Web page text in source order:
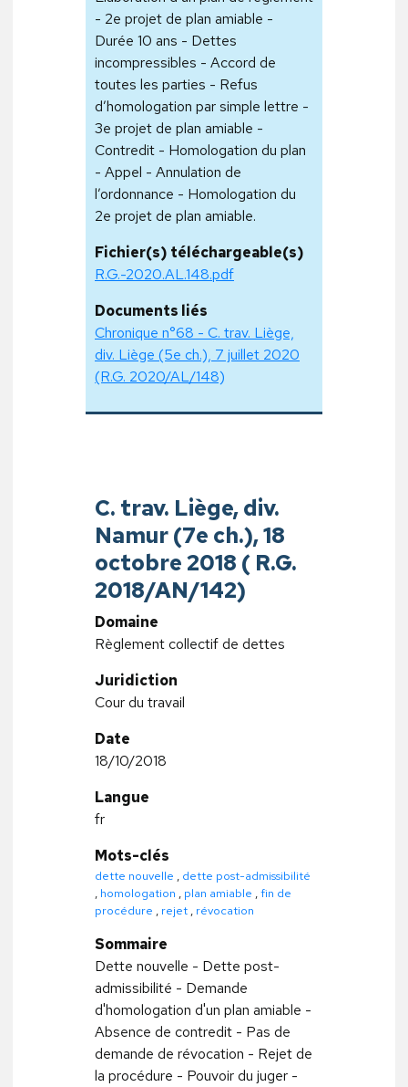
- 2e projet de plan amiable -
Durée 10 ans - Dettes
incompressibles - Accord de
toutes les parties - Refus
d’homologation par simple lettre -
3e projet de plan amiable -
Contredit - Homologation du plan
- Appel - Annulation de
l’ordonnance - Homologation du
2e projet de plan amiable.
Fichier(s) téléchargeable(s)
R.G.-2020.AL.148.pdf
Documents liés
Chronique n°68 - C. trav. Liège,
div. Liège (5e ch.), 7 juillet 2020
(R.G. 2020/AL/148)
C. trav. Liège, div.
Namur (7e ch.), 18
octobre 2018 ( R.G.
2018/AN/142)
Domaine
Règlement collectif de dettes
Juridiction
Cour du travail
Date
18/10/2018
Langue
fr
Mots-clés
dette nouvelle , dette post-admissibilité
, homologation , plan amiable ,fin de
procédure , rejet , révocation
Sommaire
Dette nouvelle - Dette post-
admissibilité - Demande
d'homologation d'un plan amiable -
Absence de contredit - Pas de
demande de révocation - Rejet de
la procédure - Pouvoir du juger -